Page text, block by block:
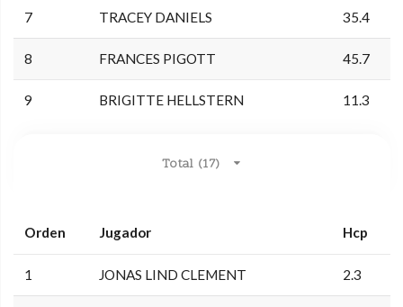
7 TRACEY DANIELS 35.4
8 FRANCES PIGOTT 45.7
9 BRIGITTE HELLSTERN 11.3
Total (17)
Orden Jugador Hcp
1 JONAS LIND CLEMENT 2.3